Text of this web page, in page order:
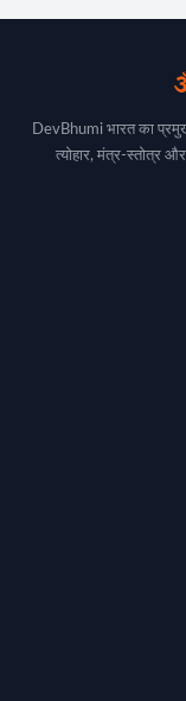
DevBhumi भारत का प्रमुख
त्योहार, मंत्र-स्तोत्र